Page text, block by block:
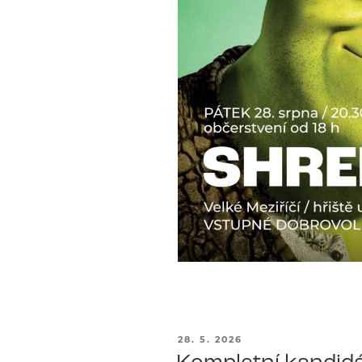
PUBLIKOVÁNO
28. 5. 2026